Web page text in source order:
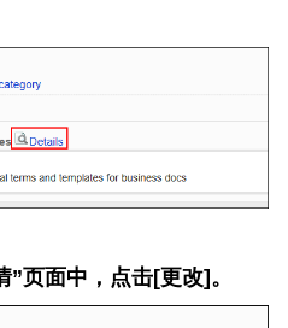
页面中，点击[更改]。